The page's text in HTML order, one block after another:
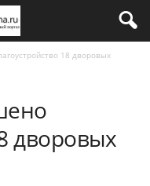
18 дворовых
дворовых